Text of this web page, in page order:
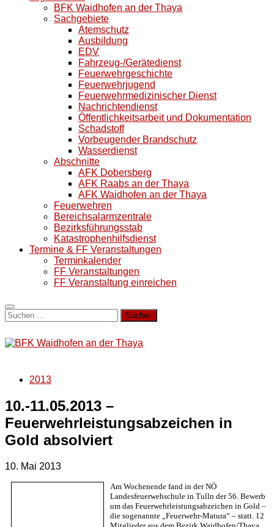
BFK Waidhofen an der Thaya
Sachgebiete
Atemschutz
Ausbildung
EDV
Fahrzeug-/Gerätedienst
Feuerwehrgeschichte
Feuerwehrjugend
Feuerwehrmedizinischer Dienst
Nachrichtendienst
Öffentlichkeitsarbeit und Dokumentation
Schadstoff
Vorbeugender Brandschutz
Wasserdienst
Abschnitte
AFK Dobersberg
AFK Raabs an der Thaya
AFK Waidhofen an der Thaya
Feuerwehren
Bereichsalarmzentrale
Bezirksführungsstab
Katastrophenhilfsdienst
Termine & FF Veranstaltungen
Terminkalender
FF Veranstaltungen
FF Veranstaltung einreichen
Suchen
nach:
2013
10.-11.05.2013 –
Feuerwehrleistungsabzeichen in
Gold absolviert
10. Mai 2013
Am Wochenende fand in der NÖ
Landesfeuerwehschule in Tulln der 56. Bewerb
um das Feuerwehrleistungsabzeichen in Gold –
die sogenannte „Feuerwehr-Matura“ – statt. 12